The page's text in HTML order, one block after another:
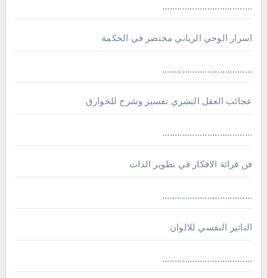
....................................
اسرار الوحي الرباني مختصر في الحكمة
....................................
عجائب العقل البشري تفسير وشرح للخوارق
....................................
فن قرائة الافكار في تطوير الذات
....................................
التاثير النفسي للالوان
....................................